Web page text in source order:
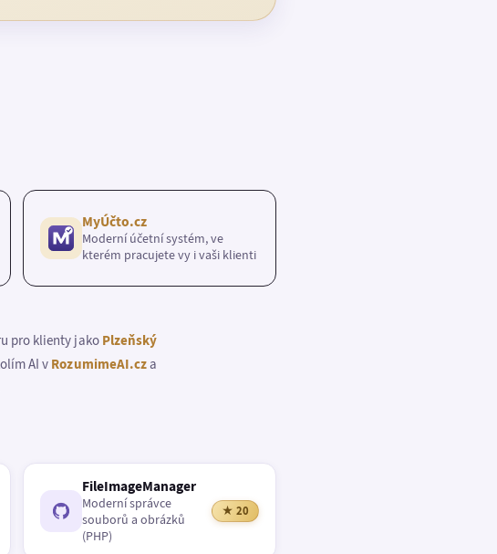
MyÚčto.cz
Moderní účetní systém, ve
kterém pracujete vy i vaši klienti
pro klienty jako Plzeňský
AI v RozumimeAI.cza
FileImageManager
Moderní správce
souborů a obrázků
(PHP)
★ 20